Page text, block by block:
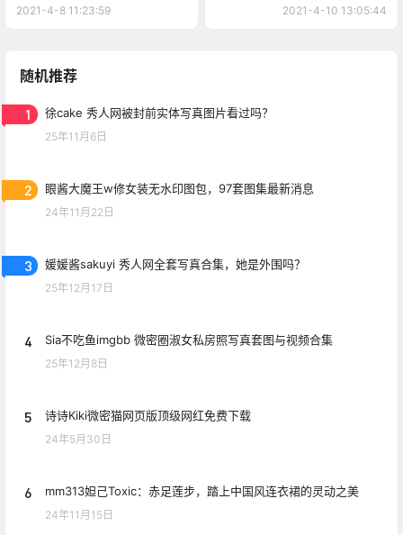
2021-4-8 11:23:59 2021-4-10 13:05:44
随机推荐
1 徐cake 秀人网被封前实体写真图片看过吗？
25年11月6日
2 眼酱大魔王w修女装无水印图包，97套图集最新消息
24年11月22日
3 媛媛酱sakuyi 秀人网全套写真合集，她是外围吗？
25年12月17日
4 Sia不吃鱼imgbb 微密圈淑女私房照写真套图与视频合集
25年12月8日
5 诗诗Kiki微密猫网页版顶级网红免费下载
24年5月30日
6 mm313妲己Toxic：赤足莲步，踏上中国风连衣裙的灵动之美
24年11月15日